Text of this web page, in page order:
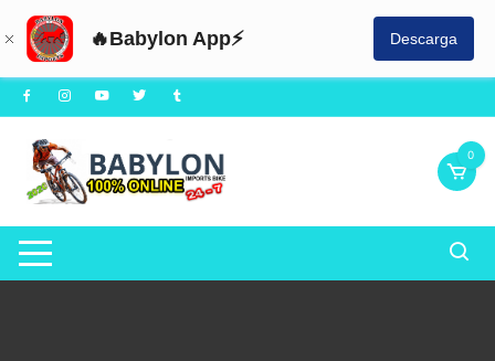
🔥Babylon App⚡ Descarga
Saltar
al
contenido
0